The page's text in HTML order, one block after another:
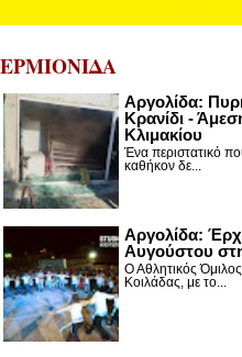
ΕΡΜΙΟΝΙΔΑ
Αργολίδα:
Κρανίδι -
Κλιμακίου
Ένα περιστατικό
καθήκον δε...
Αργολίδα:
Αυγούστου
Ο Αθλητικός
Κοιλάδας, με το...